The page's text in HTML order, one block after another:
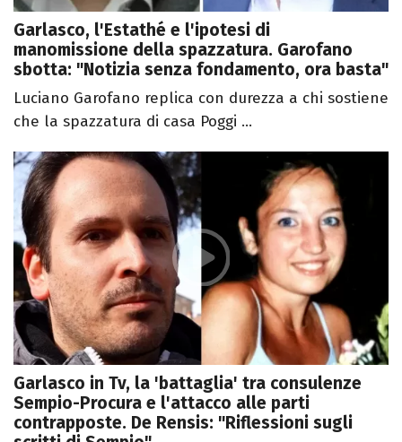
Garlasco, l'Estathé e l'ipotesi di
manomissione della spazzatura. Garofano
sbotta: "Notizia senza fondamento, ora basta"
Luciano Garofano replica con durezza a chi sostiene
che la spazzatura di casa Poggi ...
Garlasco in Tv, la 'battaglia' tra consulenze
Sempio-Procura e l'attacco alle parti
contrapposte. De Rensis: "Riflessioni sugli